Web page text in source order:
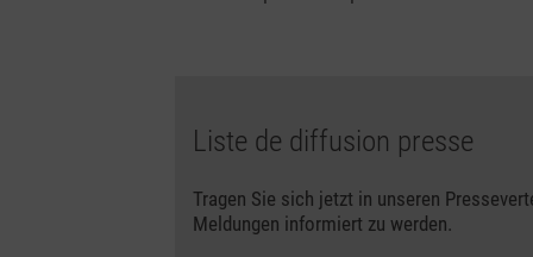
Liste de diffusion presse
Tragen Sie sich jetzt in unseren
Meldungen informiert zu werden.